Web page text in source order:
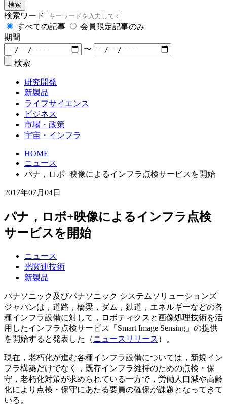
検索
検索ワード
すべての記事
会員限定記事のみ
期間
〜
検索
研究開発
新製品
ライフサイエンス
ビジネス
市場・政策
宇宙・インフラ
HOME
ニュース
パナ，ロボ+映像によるインフラ点検サービスを開始
2017年07月04日
パナ，ロボ+映像によるインフラ点検
サービスを開始
ニュース
光関連技術
新製品
パナソニック及びパナソニック システムソリューションズ
ジャパンは，道路，橋梁，ダム，鉄道，エネルギーなどの各
種インフラ設備に対して，ロボティクスと画像処理技術を活
用したインフラ点検サービス「Smart Image Sensing」の提供
を開始すると発表した（ニュースリリース ）。
現在，老朽化が進む各種インフラ設備については，新規イン
フラ構築だけでなく，既存インフラ維持のための点検・保
守，老朽化対策が求められている一方で，労働人口減や高齢
化により点検・保守にあたる要員の確保が課題となってきて
いる。